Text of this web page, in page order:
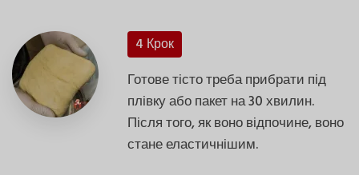
4 Крок
Готове тісто треба прибрати під
плівку або пакет на 30 хвилин.
Після того, як воно відпочине, воно
стане еластичнішим.